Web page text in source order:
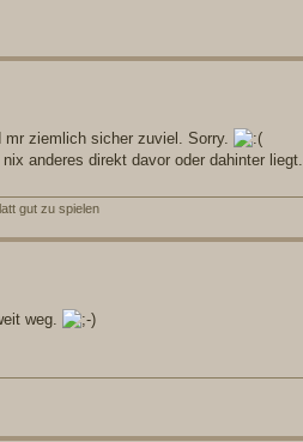
ziemlich sicher zuviel. Sorry.
anderes direkt davor oder dahinter liegt.
gut zu spielen
weg.